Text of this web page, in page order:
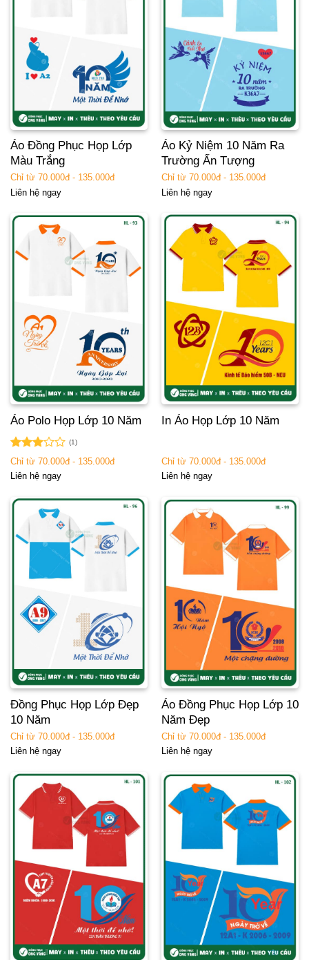
Áo Đồng Phục Họp Lớp
Màu Trắng
Chỉ từ 70.000đ - 135.000đ
Liên hệ ngay
Áo Kỷ Niệm 10 Năm Ra
Trường Ấn Tượng
Chỉ từ 70.000đ - 135.000đ
Liên hệ ngay
Áo Polo Họp Lớp 10 Năm
Được
hạng
sao
(1)
Chỉ từ 70.000đ - 135.000đ
Liên hệ ngay
In Áo Họp Lớp 10 Năm
Chỉ từ 70.000đ - 135.000đ
Liên hệ ngay
Đồng Phục Họp Lớp Đẹp
10 Năm
Chỉ từ 70.000đ - 135.000đ
Liên hệ ngay
Áo Đồng Phục Họp Lớp 10
Năm Đẹp
Chỉ từ 70.000đ - 135.000đ
Liên hệ ngay